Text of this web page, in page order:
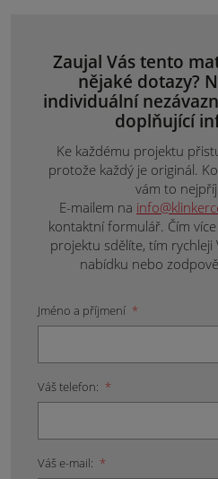
Zaujal Vás tento
nějaké dotazy?
individuální
doplňující
Ke každému projektu
protože každý je originál.
vám to
E-mailem na
kontaktní formulář. Čím
projektu sdělíte, tím
nabídku nebo
Jméno a příjmení *
Váš telefon: *
Váš e-mail: *